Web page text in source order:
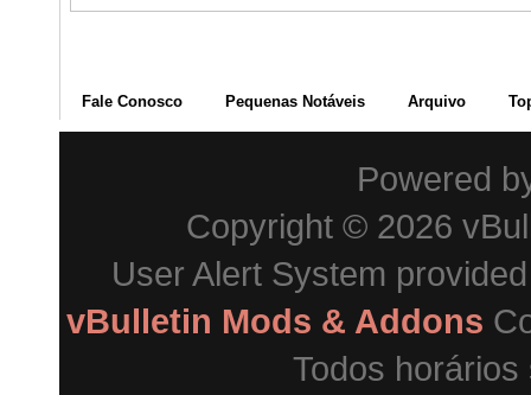
Fale Conosco Pequenas Notáveis Arquivo
Powered
Copyright © 2026
User Alert System
vBulletin Mods & Addons
Todos